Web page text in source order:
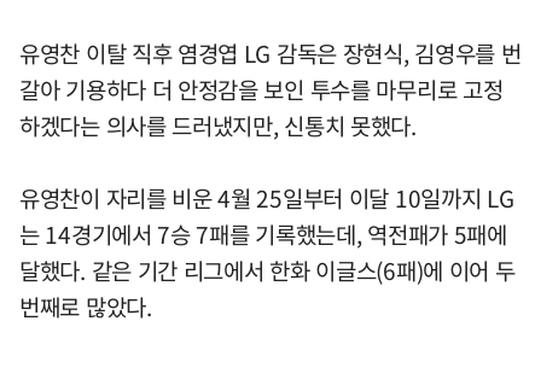
유영찬 이탈 직후 염경엽 LG 감독은 장현식, 김영우를 번
갈아 기용하다 더 안정감을 보인 투수를 마무리로 고정
하겠다는 의사를 드러냈지만, 신통치 못했다.
유영찬이 자리를 비운 4월 25일부터 이달 10일까지 LG
는 14경기에서 7승 7패를 기록했는데, 역전패가 5패에
달했다. 같은 기간 리그에서 한화 이글스(6패)에 이어 두
번째로 많았다.